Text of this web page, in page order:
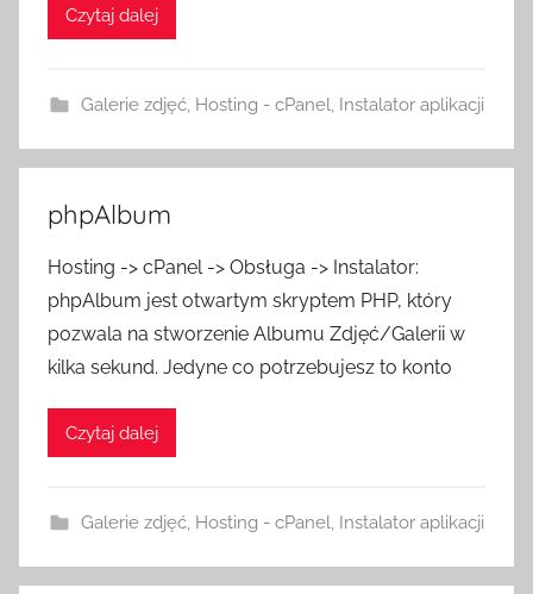
Czytaj dalej
Galerie zdjęć, Hosting - cPanel, Instalator aplikacji
phpAlbum
Hosting -> cPanel -> Obsługa -> Instalator:
phpAlbum jest otwartym skryptem PHP, który
pozwala na stworzenie Albumu Zdjęć/Galerii w
kilka sekund. Jedyne co potrzebujesz to konto
Czytaj dalej
Galerie zdjęć, Hosting - cPanel, Instalator aplikacji